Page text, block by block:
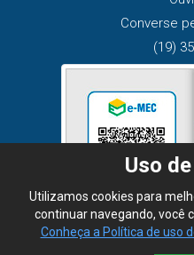
Converse
(19)
Uso
Utilizamos cookies para
continuar navegando, você
Conheça a Política de uso